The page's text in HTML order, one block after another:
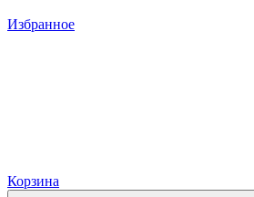
Избранное
Корзина